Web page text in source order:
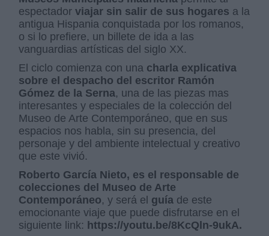
espectadorviajar sin salir de sus hogares a la
antigua Hispania conquistada por los romanos,
o si lo prefiere, un billete de ida a las
vanguardias artísticas del siglo XX.
El ciclo comienza con una charla explicativa
sobre el despacho del escritor Ramón
Gómez de la Serna, una de las piezas mas
interesantes y especiales de la colección del
Museo de Arte Contemporáneo, que en sus
espacios nos habla, sin su presencia, del
personaje y del ambiente intelectual y creativo
que este vivió.
Roberto García Nieto, es el responsable de
colecciones del Museo de Arte
Contemporáneo, y será el guía de este
emocionante viaje que puede disfrutarse en el
siguiente link: https://youtu.be/8KcQln-9ukA.